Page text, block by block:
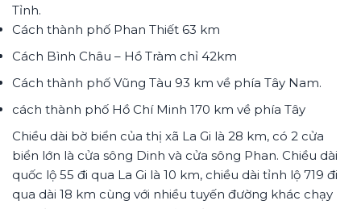
Tỉnh.
Cách thành phố Phan Thiết 63 km
Cách Bình Châu – Hồ Tràm chỉ 42km
Cách thành phố Vũng Tàu 93 km về phía Tây Nam.
cách thành phố Hồ Chí Minh 170 km về phía Tây
Chiều dài bờ biển của thị xã La Gi là 28 km, có 2 cửa
biển lớn là cửa sông Dinh và cửa sông Phan. Chiều dài
quốc lộ 55 đi qua La Gi là 10 km, chiều dài tỉnh lộ 719 đi
qua dài 18 km cùng với nhiều tuyến đường khác chạy